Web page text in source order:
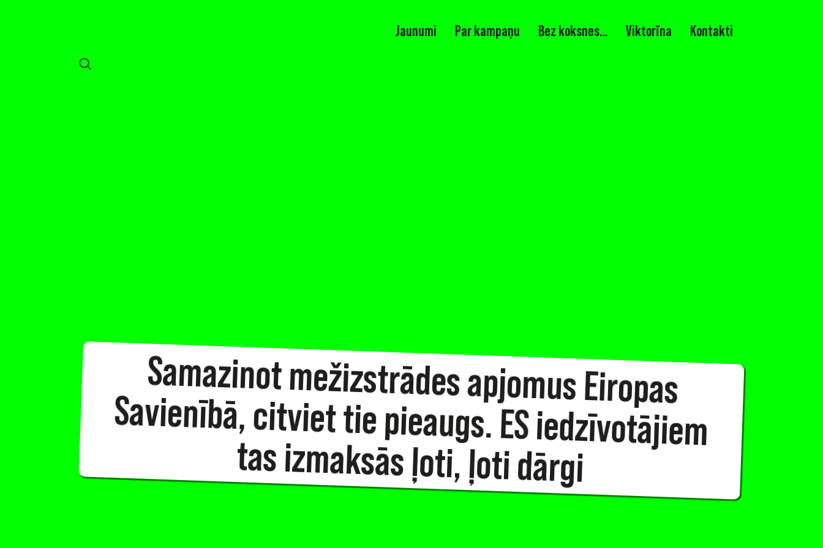
Jaunumi Par kampaņu Bez koksnes… Viktorīna Kontakti
Samazinot mežizstrādes apjomus Eiropas
Savienībā, citviet tie pieaugs. ES iedzīvotājiem
tas izmaksās ļoti, ļoti dārgi